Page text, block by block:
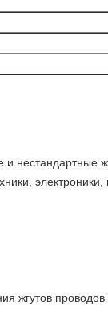
нестандартные
жгутов проводов